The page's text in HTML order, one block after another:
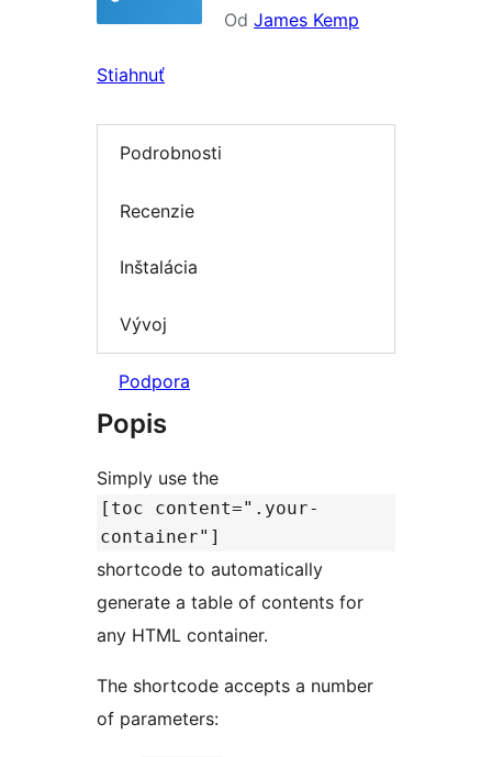
Od James Kemp
Stiahnuť
Podrobnosti
Recenzie
Inštalácia
Vývoj
Podpora
Popis
Simply use the
[toc content=".your-
container"]
shortcode to automatically
generate a table of contents for
any HTML container.
The shortcode accepts a number
of parameters: